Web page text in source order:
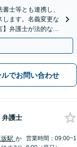
士等とも連携し、
します。名義変更な
】弁護士が法的な観
ルでお問い合わせ
弁護士
駅 か
営業時間：09:00~1